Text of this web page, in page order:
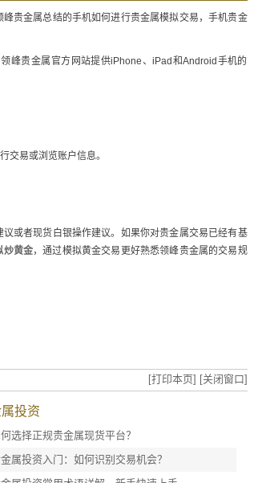
贵金属总结的手机如何进行贵金属模拟交易，手机贵金
峰贵金属官方网站提供iPhone、iPad和Android手机的
交易或浏览账户信息。
或者现货白银操作建议。如果你对贵金属交易已经有基
炒黄金，通过模拟黄金交易更好熟悉领峰贵金属的交易规
[打印本页] [关闭窗口]
投资
选择正规贵金属现货平台？
属投资入门：如何识别交易机会？